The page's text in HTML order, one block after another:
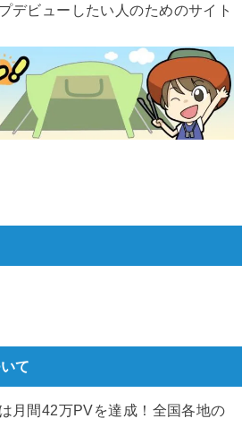
デビューしたい人のためのサイト
て
月間42万PVを達成！全国各地の